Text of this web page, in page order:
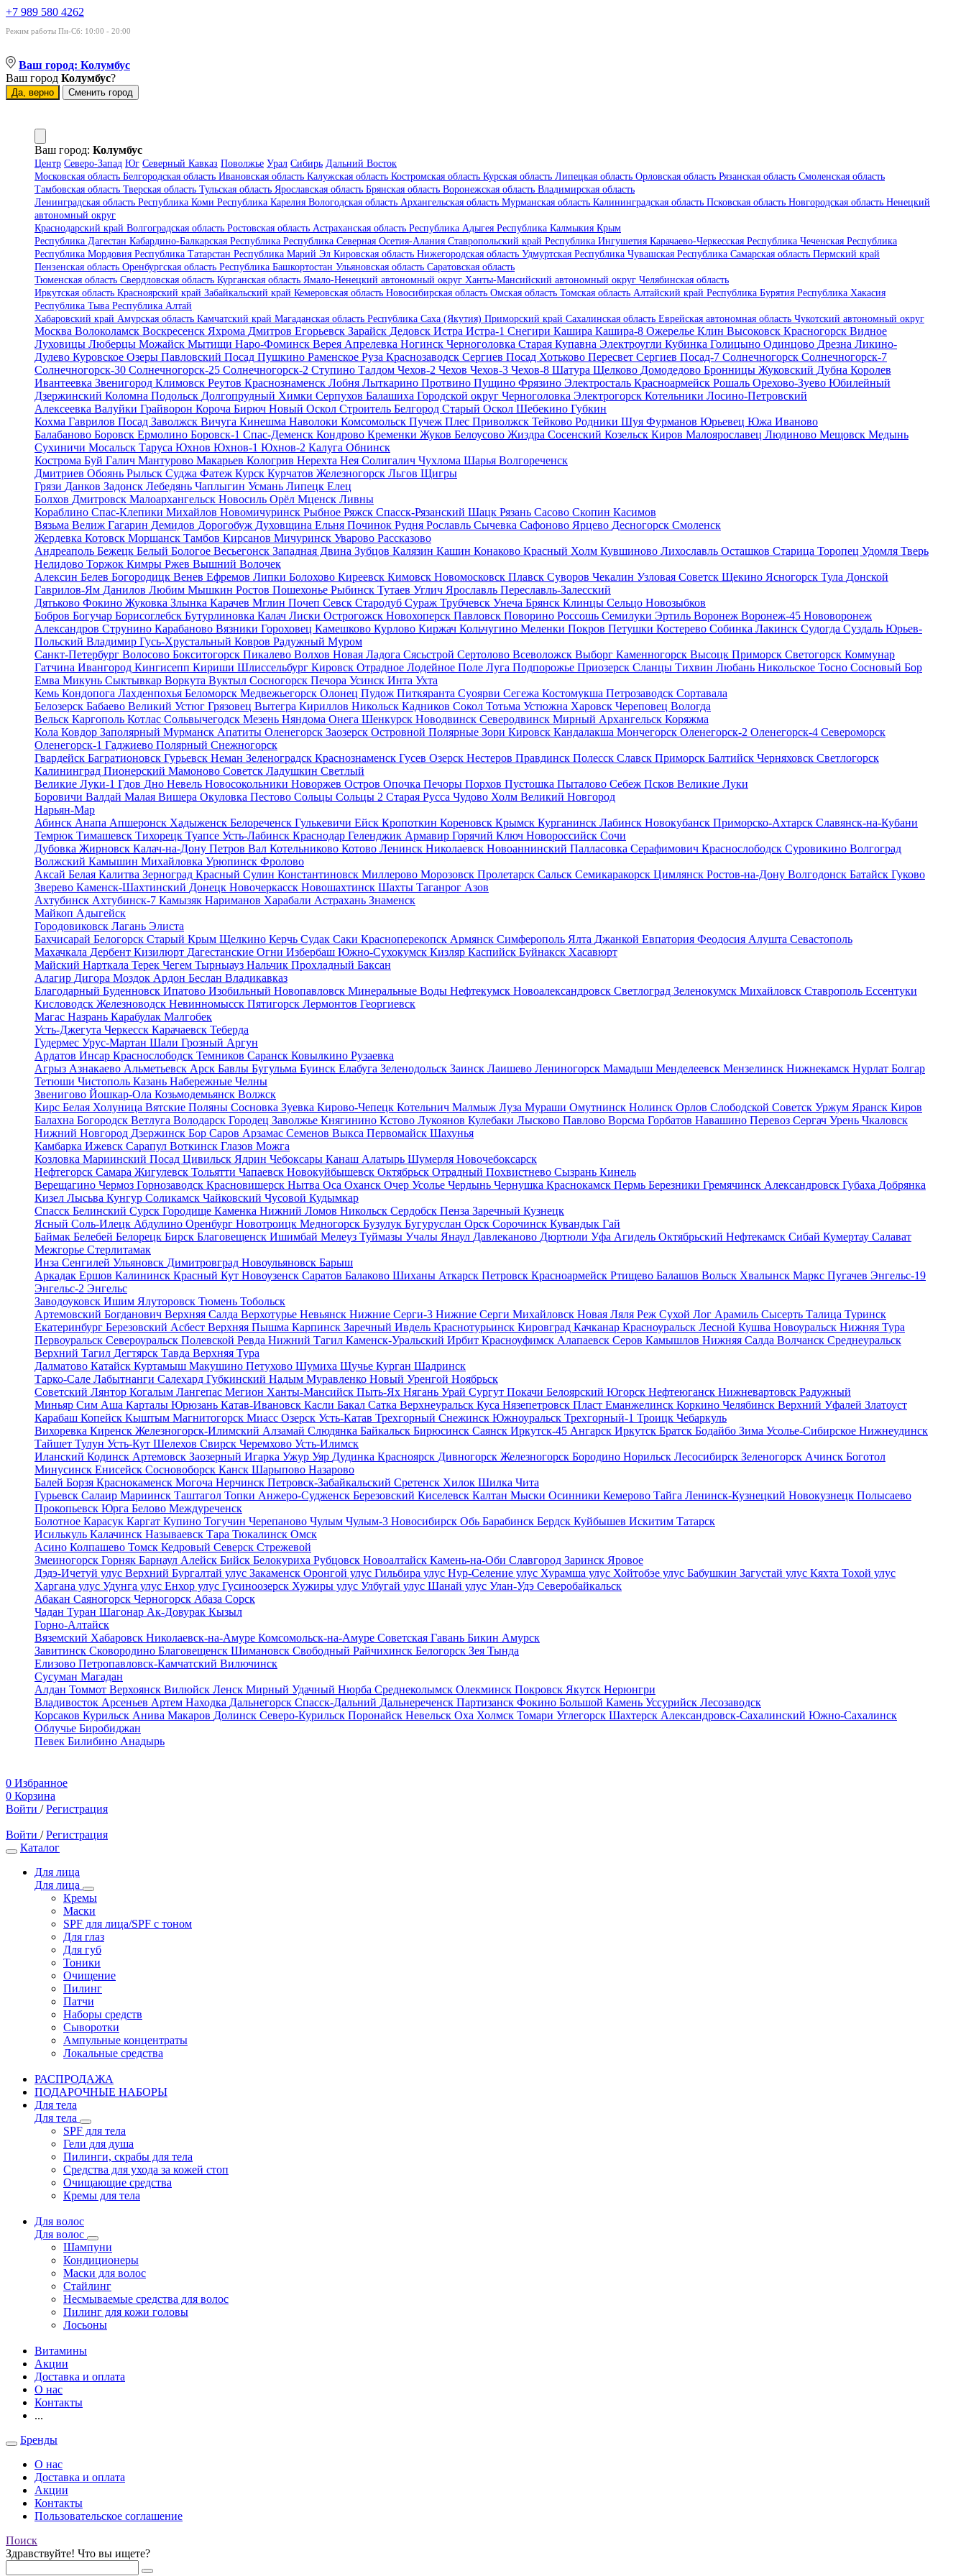
+7 989 580 4262
Режим работы Пн-Сб: 10:00 - 20:00
Ваш город: Колумбус
Ваш город Колумбус?
Да, верно Сменить город
Ваш город: Колумбус
Центр Северо-Запад Юг Северный Кавказ Поволжье Урал Сибирь Дальний Восток
Московская область Белгородская область Ивановская область Калужская область Костромская область Курская область Липецкая область Орловская область Рязанская область Смоленская область
Тамбовская область Тверская область Тульская область Ярославская область Брянская область Воронежская область Владимирская область
Ленинградская область Республика Коми Республика Карелия Вологодская область Архангельская область Мурманская область Калининградская область Псковская область Новгородская область Ненецкий
автономный округ
Краснодарский край Волгоградская область Ростовская область Астраханская область Республика Адыгея Республика Калмыкия Крым
Республика Дагестан Кабардино-Балкарская Республика Республика Северная Осетия-Алания Ставропольский край Республика Ингушетия Карачаево-Черкесская Республика Чеченская Республика
Республика Мордовия Республика Татарстан Республика Марий Эл Кировская область Нижегородская область Удмуртская Республика Чувашская Республика Самарская область Пермский край
Пензенская область Оренбургская область Республика Башкортостан Ульяновская область Саратовская область
Тюменская область Свердловская область Курганская область Ямало-Ненецкий автономный округ Ханты-Мансийский автономный округ Челябинская область
Иркутская область Красноярский край Забайкальский край Кемеровская область Новосибирская область Омская область Томская область Алтайский край Республика Бурятия Республика Хакасия
Республика Тыва Республика Алтай
Хабаровский край Амурская область Камчатский край Магаданская область Республика Саха (Якутия) Приморский край Сахалинская область Еврейская автономная область Чукотский автономный округ
Москва Волоколамск Воскресенск Яхрома Дмитров Егорьевск Зарайск Дедовск Истра Истра-1 Снегири Кашира Кашира-8 Ожерелье Клин Высоковск Красногорск Видное
Луховицы Люберцы Можайск Мытищи Наро-Фоминск Верея Апрелевка Ногинск Черноголовка Старая Купавна Электроугли Кубинка Голицыно Одинцово Дрезна Ликино-
Дулево Куровское Озеры Павловский Посад Пушкино Раменское Руза Краснозаводск Сергиев Посад Хотьково Пересвет Сергиев Посад-7 Солнечногорск Солнечногорск-7
Солнечногорск-30 Солнечногорск-25 Солнечногорск-2 Ступино Талдом Чехов-2 Чехов Чехов-3 Чехов-8 Шатура Щелково Домодедово Бронницы Жуковский Дубна Королев
Ивантеевка Звенигород Климовск Реутов Краснознаменск Лобня Лыткарино Протвино Пущино Фрязино Электросталь Красноармейск Рошаль Орехово-Зуево Юбилейный
Дзержинский Коломна Подольск Долгопрудный Химки Серпухов Балашиха Городской округ Черноголовка Электрогорск Котельники Лосино-Петровский
Алексеевка Валуйки Грайворон Короча Бирюч Новый Оскол Строитель Белгород Старый Оскол Шебекино Губкин
Кохма Гаврилов Посад Заволжск Вичуга Кинешма Наволоки Комсомольск Пучеж Плес Приволжск Тейково Родники Шуя Фурманов Юрьевец Южа Иваново
Балабаново Боровск Ермолино Боровск-1 Спас-Деменск Кондрово Кременки Жуков Белоусово Жиздра Сосенский Козельск Киров Малоярославец Людиново Мещовск Медынь
Сухиничи Мосальск Таруса Юхнов Юхнов-1 Юхнов-2 Калуга Обнинск
Кострома Буй Галич Мантурово Макарьев Кологрив Нерехта Нея Солигалич Чухлома Шарья Волгореченск
Дмитриев Обоянь Рыльск Суджа Фатеж Курск Курчатов Железногорск Льгов Щигры
Грязи Данков Задонск Лебедянь Чаплыгин Усмань Липецк Елец
Болхов Дмитровск Малоархангельск Новосиль Орёл Мценск Ливны
Кораблино Спас-Клепики Михайлов Новомичуринск Рыбное Ряжск Спасск-Рязанский Шацк Рязань Сасово Скопин Касимов
Вязьма Велиж Гагарин Демидов Дорогобуж Духовщина Ельня Починок Рудня Рославль Сычевка Сафоново Ярцево Десногорск Смоленск
Жердевка Котовск Моршанск Тамбов Кирсанов Мичуринск Уварово Рассказово
Андреаполь Бежецк Белый Бологое Весьегонск Западная Двина Зубцов Калязин Кашин Конаково Красный Холм Кувшиново Лихославль Осташков Старица Торопец Удомля Тверь
Нелидово Торжок Кимры Ржев Вышний Волочек
Алексин Белев Богородицк Венев Ефремов Липки Болохово Киреевск Кимовск Новомосковск Плавск Суворов Чекалин Узловая Советск Щекино Ясногорск Тула Донской
Гаврилов-Ям Данилов Любим Мышкин Ростов Пошехонье Рыбинск Тутаев Углич Ярославль Переславль-Залесский
Дятьково Фокино Жуковка Злынка Карачев Мглин Почеп Севск Стародуб Сураж Трубчевск Унеча Брянск Клинцы Сельцо Новозыбков
Бобров Богучар Борисоглебск Бутурлиновка Калач Лиски Острогожск Новохоперск Павловск Поворино Россошь Семилуки Эртиль Воронеж Воронеж-45 Нововоронеж
Александров Струнино Карабаново Вязники Гороховец Камешково Курлово Киржач Кольчугино Меленки Покров Петушки Костерево Собинка Лакинск Судогда Суздаль Юрьев-
Польский Владимир Гусь-Хрустальный Ковров Радужный Муром
Санкт-Петербург Волосово Бокситогорск Пикалево Волхов Новая Ладога Сясьстрой Сертолово Всеволожск Выборг Каменногорск Высоцк Приморск Светогорск Коммунар
Гатчина Ивангород Кингисепп Кириши Шлиссельбург Кировск Отрадное Лодейное Поле Луга Подпорожье Приозерск Сланцы Тихвин Любань Никольское Тосно Сосновый Бор
Емва Микунь Сыктывкар Воркута Вуктыл Сосногорск Печора Усинск Инта Ухта
Кемь Кондопога Лахденпохья Беломорск Медвежьегорск Олонец Пудож Питкяранта Суоярви Сегежа Костомукша Петрозаводск Сортавала
Белозерск Бабаево Великий Устюг Грязовец Вытегра Кириллов Никольск Кадников Сокол Тотьма Устюжна Харовск Череповец Вологда
Вельск Каргополь Котлас Сольвычегодск Мезень Няндома Онега Шенкурск Новодвинск Северодвинск Мирный Архангельск Коряжма
Кола Ковдор Заполярный Мурманск Апатиты Оленегорск Заозерск Островной Полярные Зори Кировск Кандалакша Мончегорск Оленегорск-2 Оленегорск-4 Североморск
Оленегорск-1 Гаджиево Полярный Снежногорск
Гвардейск Багратионовск Гурьевск Неман Зеленоградск Краснознаменск Гусев Озерск Нестеров Правдинск Полесск Славск Приморск Балтийск Черняховск Светлогорск
Калининград Пионерский Мамоново Советск Ладушкин Светлый
Великие Луки-1 Гдов Дно Невель Новосокольники Новоржев Остров Опочка Печоры Порхов Пустошка Пыталово Себеж Псков Великие Луки
Боровичи Валдай Малая Вишера Окуловка Пестово Сольцы Сольцы 2 Старая Русса Чудово Холм Великий Новгород
Нарьян-Мар
Абинск Анапа Апшеронск Хадыженск Белореченск Гулькевичи Ейск Кропоткин Кореновск Крымск Курганинск Лабинск Новокубанск Приморско-Ахтарск Славянск-на-Кубани
Темрюк Тимашевск Тихорецк Туапсе Усть-Лабинск Краснодар Геленджик Армавир Горячий Ключ Новороссийск Сочи
Дубовка Жирновск Калач-на-Дону Петров Вал Котельниково Котово Ленинск Николаевск Новоаннинский Палласовка Серафимович Краснослободск Суровикино Волгоград
Волжский Камышин Михайловка Урюпинск Фролово
Аксай Белая Калитва Зерноград Красный Сулин Константиновск Миллерово Морозовск Пролетарск Сальск Семикаракорск Цимлянск Ростов-на-Дону Волгодонск Батайск Гуково
Зверево Каменск-Шахтинский Донецк Новочеркасск Новошахтинск Шахты Таганрог Азов
Ахтубинск Ахтубинск-7 Камызяк Нариманов Харабали Астрахань Знаменск
Майкоп Адыгейск
Городовиковск Лагань Элиста
Бахчисарай Белогорск Старый Крым Щелкино Керчь Судак Саки Красноперекопск Армянск Симферополь Ялта Джанкой Евпатория Феодосия Алушта Севастополь
Махачкала Дербент Кизилюрт Дагестанские Огни Избербаш Южно-Сухокумск Кизляр Каспийск Буйнакск Хасавюрт
Майский Нарткала Терек Чегем Тырныауз Нальчик Прохладный Баксан
Алагир Дигора Моздок Ардон Беслан Владикавказ
Благодарный Буденновск Ипатово Изобильный Новопавловск Минеральные Воды Нефтекумск Новоалександровск Светлоград Зеленокумск Михайловск Ставрополь Ессентуки
Кисловодск Железноводск Невинномысск Пятигорск Лермонтов Георгиевск
Магас Назрань Карабулак Малгобек
Усть-Джегута Черкесск Карачаевск Теберда
Гудермес Урус-Мартан Шали Грозный Аргун
Ардатов Инсар Краснослободск Темников Саранск Ковылкино Рузаевка
Агрыз Азнакаево Альметьевск Арск Бавлы Бугульма Буинск Елабуга Зеленодольск Заинск Лаишево Лениногорск Мамадыш Менделеевск Мензелинск Нижнекамск Нурлат Болгар
Тетюши Чистополь Казань Набережные Челны
Звенигово Йошкар-Ола Козьмодемьянск Волжск
Кирс Белая Холуница Вятские Поляны Сосновка Зуевка Кирово-Чепецк Котельнич Малмыж Луза Мураши Омутнинск Нолинск Орлов Слободской Советск Уржум Яранск Киров
Балахна Богородск Ветлуга Володарск Городец Заволжье Княгинино Кстово Лукоянов Кулебаки Лысково Павлово Ворсма Горбатов Навашино Перевоз Сергач Урень Чкаловск
Нижний Новгород Дзержинск Бор Саров Арзамас Семенов Выкса Первомайск Шахунья
Камбарка Ижевск Сарапул Воткинск Глазов Можга
Козловка Мариинский Посад Цивильск Ядрин Чебоксары Канаш Алатырь Шумерля Новочебоксарск
Нефтегорск Самара Жигулевск Тольятти Чапаевск Новокуйбышевск Октябрьск Отрадный Похвистнево Сызрань Кинель
Верещагино Чермоз Горнозаводск Красновишерск Нытва Оса Оханск Очер Усолье Чердынь Чернушка Краснокамск Пермь Березники Гремячинск Александровск Губаха Добрянка
Кизел Лысьва Кунгур Соликамск Чайковский Чусовой Кудымкар
Спасск Белинский Сурск Городище Каменка Нижний Ломов Никольск Сердобск Пенза Заречный Кузнецк
Ясный Соль-Илецк Абдулино Оренбург Новотроицк Медногорск Бузулук Бугуруслан Орск Сорочинск Кувандык Гай
Баймак Белебей Белорецк Бирск Благовещенск Ишимбай Мелеуз Туймазы Учалы Янаул Давлеканово Дюртюли Уфа Агидель Октябрьский Нефтекамск Сибай Кумертау Салават
Межгорье Стерлитамак
Инза Сенгилей Ульяновск Димитровград Новоульяновск Барыш
Аркадак Ершов Калининск Красный Кут Новоузенск Саратов Балаково Шиханы Аткарск Петровск Красноармейск Ртищево Балашов Вольск Хвалынск Маркс Пугачев Энгельс-19
Энгельс-2 Энгельс
Заводоуковск Ишим Ялуторовск Тюмень Тобольск
Артемовский Богданович Верхняя Салда Верхотурье Невьянск Нижние Серги-3 Нижние Серги Михайловск Новая Ляля Реж Сухой Лог Арамиль Сысерть Талица Туринск
Екатеринбург Березовский Асбест Верхняя Пышма Карпинск Заречный Ивдель Краснотурьинск Кировград Качканар Красноуральск Лесной Кушва Новоуральск Нижняя Тура
Первоуральск Североуральск Полевской Ревда Нижний Тагил Каменск-Уральский Ирбит Красноуфимск Алапаевск Серов Камышлов Нижняя Салда Волчанск Среднеуральск
Верхний Тагил Дегтярск Тавда Верхняя Тура
Далматово Катайск Куртамыш Макушино Петухово Шумиха Щучье Курган Шадринск
Тарко-Сале Лабытнанги Салехард Губкинский Надым Муравленко Новый Уренгой Ноябрьск
Советский Лянтор Когалым Лангепас Мегион Ханты-Мансийск Пыть-Ях Нягань Урай Сургут Покачи Белоярский Югорск Нефтеюганск Нижневартовск Радужный
Миньяр Сим Аша Карталы Юрюзань Катав-Ивановск Касли Бакал Сатка Верхнеуральск Куса Нязепетровск Пласт Еманжелинск Коркино Челябинск Верхний Уфалей Златоуст
Карабаш Копейск Кыштым Магнитогорск Миасс Озерск Усть-Катав Трехгорный Снежинск Южноуральск Трехгорный-1 Троицк Чебаркуль
Вихоревка Киренск Железногорск-Илимский Алзамай Слюдянка Байкальск Бирюсинск Саянск Иркутск-45 Ангарск Иркутск Братск Бодайбо Зима Усолье-Сибирское Нижнеудинск
Тайшет Тулун Усть-Кут Шелехов Свирск Черемхово Усть-Илимск
Иланский Кодинск Артемовск Заозерный Игарка Ужур Уяр Дудинка Красноярск Дивногорск Железногорск Бородино Норильск Лесосибирск Зеленогорск Ачинск Боготол
Минусинск Енисейск Сосновоборск Канск Шарыпово Назарово
Балей Борзя Краснокаменск Могоча Нерчинск Петровск-Забайкальский Сретенск Хилок Шилка Чита
Гурьевск Салаир Мариинск Таштагол Топки Анжеро-Судженск Березовский Киселевск Калтан Мыски Осинники Кемерово Тайга Ленинск-Кузнецкий Новокузнецк Полысаево
Прокопьевск Юрга Белово Междуреченск
Болотное Карасук Каргат Купино Тогучин Черепаново Чулым Чулым-3 Новосибирск Обь Барабинск Бердск Куйбышев Искитим Татарск
Исилькуль Калачинск Называевск Тара Тюкалинск Омск
Асино Колпашево Томск Кедровый Северск Стрежевой
Змеиногорск Горняк Барнаул Алейск Бийск Белокуриха Рубцовск Новоалтайск Камень-на-Оби Славгород Заринск Яровое
Дэдэ-Ичетуй улус Верхний Бургалтай улус Закаменск Оронгой улус Гильбира улус Нур-Селение улус Хурамша улус Хойтобэе улус Бабушкин Загустай улус Кяхта Тохой улус
Харгана улус Удунга улус Енхор улус Гусиноозерск Хужиры улус Улбугай улус Шанай улус Улан-Удэ Северобайкальск
Абакан Саяногорск Черногорск Абаза Сорск
Чадан Туран Шагонар Ак-Довурак Кызыл
Горно-Алтайск
Вяземский Хабаровск Николаевск-на-Амуре Комсомольск-на-Амуре Советская Гавань Бикин Амурск
Завитинск Сковородино Благовещенск Шимановск Свободный Райчихинск Белогорск Зея Тында
Елизово Петропавловск-Камчатский Вилючинск
Сусуман Магадан
Алдан Томмот Верхоянск Вилюйск Ленск Мирный Удачный Нюрба Среднеколымск Олекминск Покровск Якутск Нерюнгри
Владивосток Арсеньев Артем Находка Дальнегорск Спасск-Дальний Дальнереченск Партизанск Фокино Большой Камень Уссурийск Лесозаводск
Корсаков Курильск Анива Макаров Долинск Северо-Курильск Поронайск Невельск Оха Холмск Томари Углегорск Шахтерск Александровск-Сахалинский Южно-Сахалинск
Облучье Биробиджан
Певек Билибино Анадырь
0 Избранное
0 Корзина
Войти / Регистрация
Войти / Регистрация
Каталог
Для лица
Для лица
Кремы
Маски
SPF для лица/SPF с тоном
Для глаз
Для губ
Тоники
Очищение
Пилинг
Патчи
Наборы средств
Сыворотки
Ампульные концентраты
Локальные средства
РАСПРОДАЖА
ПОДАРОЧНЫЕ НАБОРЫ
Для тела
Для тела
SPF для тела
Гели для душа
Пилинги, скрабы для тела
Средства для ухода за кожей стоп
Очищающие средства
Кремы для тела
Для волос
Для волос
Шампуни
Кондиционеры
Маски для волос
Стайлинг
Несмываемые средства для волос
Пилинг для кожи головы
Лосьоны
Витамины
Акции
Доставка и оплата
О нас
Контакты
...
Бренды
О нас
Доставка и оплата
Акции
Контакты
Пользовательское соглашение
Поиск
Здравствуйте! Что вы ищете?